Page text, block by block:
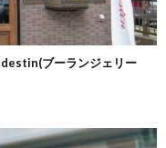
ブーランジェリー